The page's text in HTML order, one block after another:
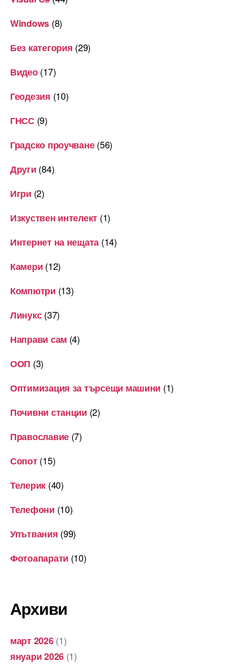
Windows (8)
Без категория (29)
Видео(17)
Геодезия (10)
ГНСС(9)
Градско проучване(56)
Други (84)
Игри (2)
Изкуствен интелект (1)
Интернет на нещата (14)
Камери (12)
Компютри (13)
Линукс(37)
Направи сам (4)
ООП (3)
Оптимизация за търсещи машини (1)
Почивни станции (2)
Православие (7)
Сопот(15)
Телерик (40)
Телефони (10)
Упътвания (99)
Фотоапарати (10)
Архиви
март 2026(1)
януари 2026 (1)